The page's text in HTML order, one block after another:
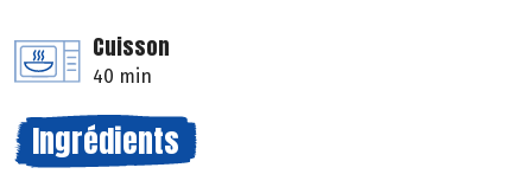
Cuisson
40 min
Ingrédients